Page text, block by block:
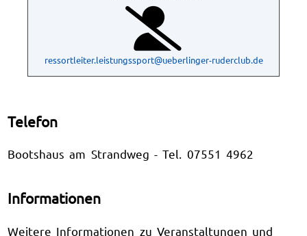
ressortleiter.leistungssport@ueberlinger-ruderclub.de
Telefon
Bootshaus am Strandweg - Tel. 07551 4962
Informationen
Weitere Informationen zu Veranstaltungen und